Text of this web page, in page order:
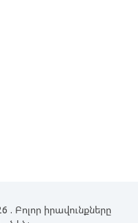
. Բոլոր իրավունքները